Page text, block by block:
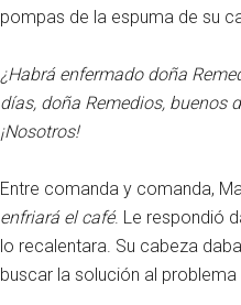
pompas de la espuma de su
¿Habrá enfermado doña
días, doña Remedios, buenos
¡Nosotros!
Entre comanda y comanda,
enfriará el café. Le respondió
lo recalentara. Su cabeza
buscar la solución al